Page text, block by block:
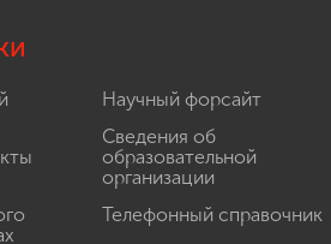
Научный форсайт
Сведения об
образовательной
организации
Телефонный справочник